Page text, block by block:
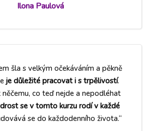
Ilona Paulová
šla s velkým očekáváním a pěkně
je důležité pracovat i s trpělivostí.
něčemu, co teď nejde a nepodléhat
se v tomto kurzu rodí v každé
se do každodenního života.“